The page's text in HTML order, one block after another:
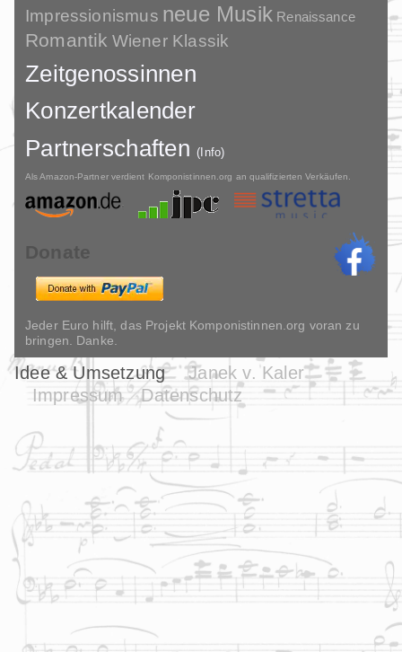
Impressionismus neue Musik Renaissance
Romantik Wiener Klassik
Zeitgenossinnen
Konzertkalender
Partnerschaften(Info)
Als Amazon-Partner verdient Komponistinnen.org an qualifizierten Verkäufen.
Donate
Jeder Euro hilft, das Projekt Komponistinnen.org voran zu
bringen. Danke.
Idee & Umsetzung
Janek v. Kaler
Impressum
Datenschutz